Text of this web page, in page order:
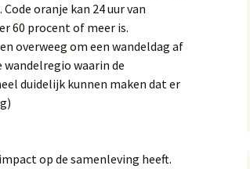
oranje kan 24 uur van
60 procent of meer is.
overweeg om een wandeldag af
wandelregio waarin de
duidelijk kunnen maken dat er
op de samenleving heeft.